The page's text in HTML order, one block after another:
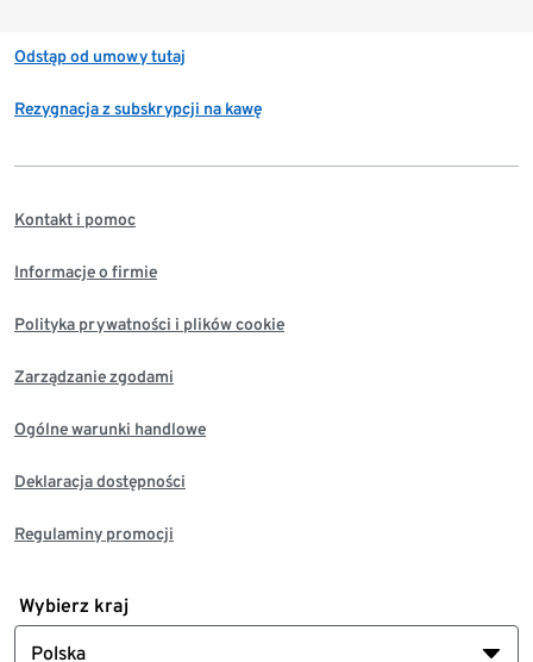
Odstąp od umowy tutaj
Rezygnacja z subskrypcji na kawę
Kontakt i pomoc
Informacje o firmie
Polityka prywatności i plików cookie
Zarządzanie zgodami
Ogólne warunki handlowe
Deklaracja dostępności
Regulaminy promocji
Wybierz kraj
Polska